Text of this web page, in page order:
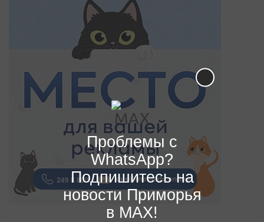
Проблемы с
WhatsApp?
Подпишитесь на
новости Приморья
в MAX!